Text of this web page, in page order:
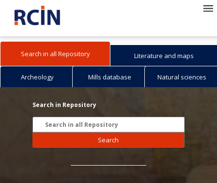
Search in all Repository Literature and maps
Archeology Mills database Natural sciences
Search in Repository
Search